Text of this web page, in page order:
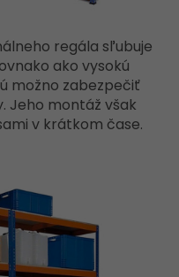
regála sľubuje
ako vysokú
možno zabezpečiť
Jeho montáž však
v krátkom čase.